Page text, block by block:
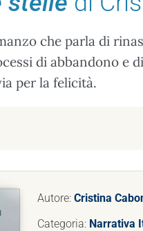
che parla di
di abbandono e
per la felicità.
Autore: Cristina
Categoria: Narrativa